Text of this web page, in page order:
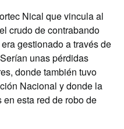
Nical que vincula al
crudo de contrabando
gestionado a través de
unas pérdidas
donde también tuvo
Nacional y donde la
esta red de robo de